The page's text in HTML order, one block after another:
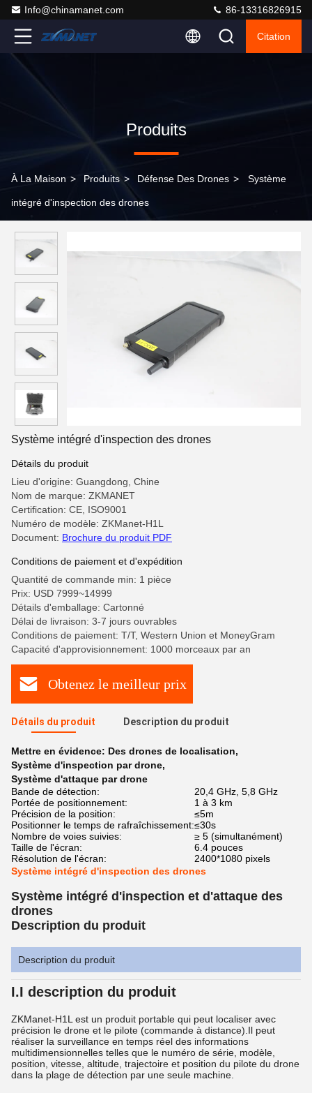
Info@chinamanet.com 86-13316826915
Citation
Produits
À La Maison > Produits > Défense Des Drones > Système
intégré d'inspection des drones
Système intégré d'inspection des drones
Détails du produit
Lieu d'origine: Guangdong, Chine
Nom de marque: ZKMANET
Certification: CE, ISO9001
Numéro de modèle: ZKManet-H1L
Document: Brochure du produit PDF
Conditions de paiement et d'expédition
Quantité de commande min: 1 pièce
Prix: USD 7999~14999
Détails d'emballage: Cartonné
Délai de livraison: 3-7 jours ouvrables
Conditions de paiement: T/T, Western Union et MoneyGram
Capacité d'approvisionnement: 1000 morceaux par an
Obtenez le meilleur prix
Détails du produit Description du produit
Mettre en évidence: Des drones de localisation,
Système d'inspection par drone,
Système d'attaque par drone
Bande de détection:
20,4 GHz, 5,8 GHz
Portée de positionnement:
1 à 3 km
Précision de la position:
≤5m
Positionner le temps de rafraîchissement:≤30s
Nombre de voies suivies:
≥ 5 (simultanément)
Taille de l'écran:
6.4 pouces
Résolution de l'écran:
2400*1080 pixels
Système intégré d'inspection des drones
Système intégré d'inspection et d'attaque des
drones
Description du produit
Description du produit
I.I description du produit
ZKManet-H1L est un produit portable qui peut localiser avec
précision le drone et le pilote (commande à distance).Il peut
réaliser la surveillance en temps réel des informations
multidimensionnelles telles que le numéro de série, modèle,
position, vitesse, altitude, trajectoire et position du pilote du drone
dans la plage de détection par une seule machine.